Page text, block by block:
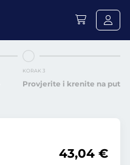
KORAK 3
Provjerite i krenite na put
43,04 €